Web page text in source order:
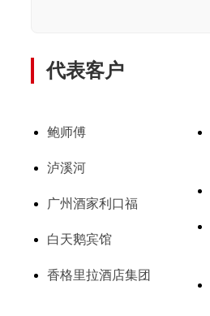
代表客户
鲍师傅
泸溪河
广州酒家利口福
白天鹅宾馆
香格里拉酒店集团